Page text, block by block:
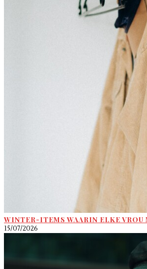
WINTER-ITEMS WAARIN ELKE VROU
15/07/2026